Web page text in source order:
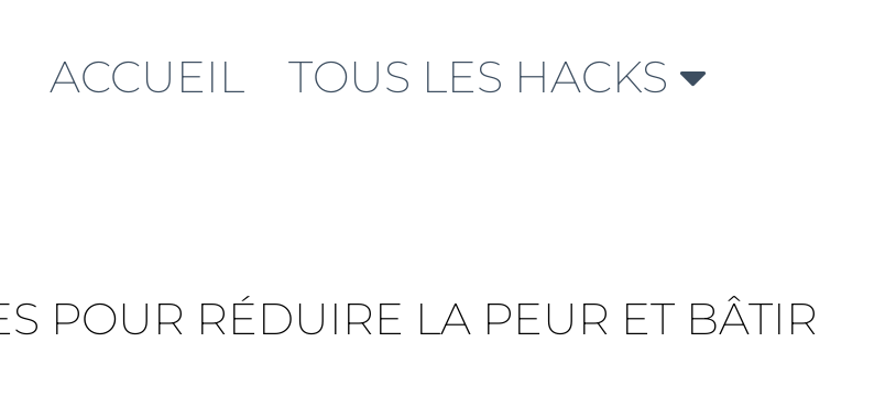
ACCUEIL TOUS LES HACKS
POUR RÉDUIRE LA PEUR ET BÂTIR